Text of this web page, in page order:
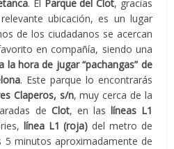
. El Parque del Clot, gracias
ubicación, es un lugar
de los ciudadanos se acercan
en compañía, siendo una
la hora de jugar “pachangas” de
. Este parque lo encontrarás
Claperos, s/n, muy cerca de la
de Clot, en las líneas L1
línea L1 (roja) del metro de
5 minutos aproximadamente de